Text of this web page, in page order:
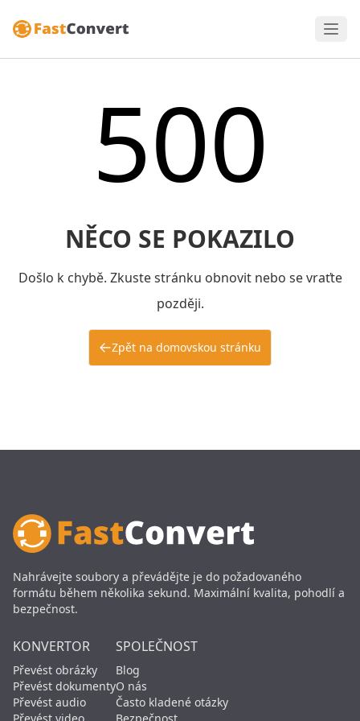
500
NĚCO SE POKAZILO
Došlo k chybě. Zkuste stránku obnovit nebo se vraťte
později.
Zpět na domovskou stránku
Nahrávejte soubory a převádějte je do požadovaného
formátu během několika sekund. Maximální kvalita, pohodlí a
bezpečnost.
KONVERTOR
Převést obrázky
Převést dokumenty
Převést audio
SPOLEČNOST
Blog
O nás
Často kladené otázky